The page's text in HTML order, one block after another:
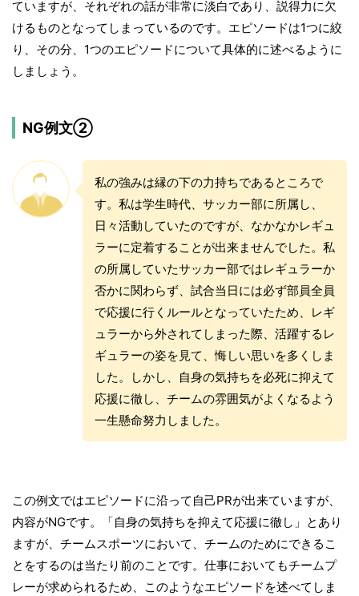
ていますが、それぞれの話が非常に淡白であり、説得力に欠
けるものとなってしまっているのです。エピソードは1つに絞
り、その分、1つのエピソードについて具体的に述べるように
しましょう。
NG例文②
私の強みは縁の下の力持ちであるところで
す。私は学生時代、サッカー部に所属し、
日々活動していたのですが、なかなかレギュ
ラーに定着することが出来ませんでした。私
の所属していたサッカー部ではレギュラーか
否かに関わらず、試合当日には必ず部員全員
で応援に行くルールとなっていたため、レギ
ュラーから外されてしまった際、活躍するレ
ギュラーの姿を見て、悔しい思いを多くしま
した。しかし、自身の気持ちを必死に抑えて
応援に徹し、チームの雰囲気がよくなるよう
一生懸命努力しました。
この例文ではエピソードに沿って自己PRが出来ていますが、
内容がNGです。「自身の気持ちを抑えて応援に徹し」とあり
ますが、チームスポーツにおいて、チームのためにできるこ
とをするのは当たり前のことです。仕事においてもチームプ
レーが求められるため、このようなエピソードを述べてしま